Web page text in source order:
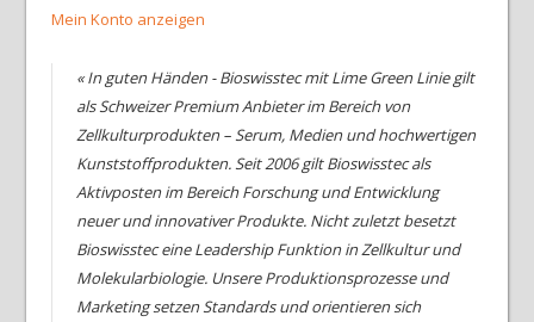
Mein Konto anzeigen
« In guten Händen - Bioswisstec mit Lime Green Linie gilt
als Schweizer Premium Anbieter im Bereich von
Zellkulturprodukten – Serum, Medien und hochwertigen
Kunststoffprodukten. Seit 2006 gilt Bioswisstec als
Aktivposten im Bereich Forschung und Entwicklung
neuer und innovativer Produkte. Nicht zuletzt besetzt
Bioswisstec eine Leadership Funktion in Zellkultur und
Molekularbiologie. Unsere Produktionsprozesse und
Marketing setzen Standards und orientieren sich